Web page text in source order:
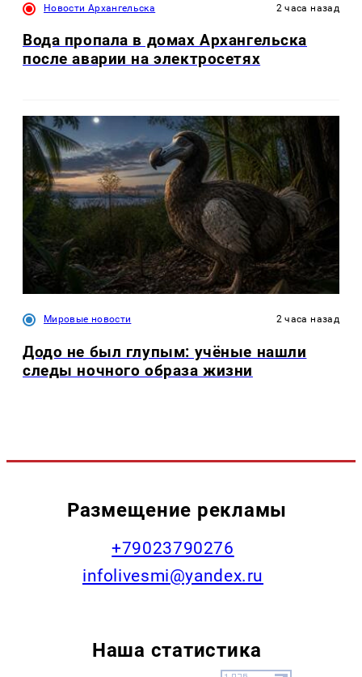
Новости Архангельска 2 часа назад
Вода пропала в домах Архангельска
после аварии на электросетях
Мировые новости 2 часа назад
Додо не был глупым: учёные нашли
следы ночного образа жизни
Размещение рекламы
+79023790276
infolivesmi@yandex.ru
Наша статистика